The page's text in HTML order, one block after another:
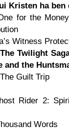
Kristen ha ben
for the
Witness
Twilight
and the
Guilt Trip
Rider 2:
Words